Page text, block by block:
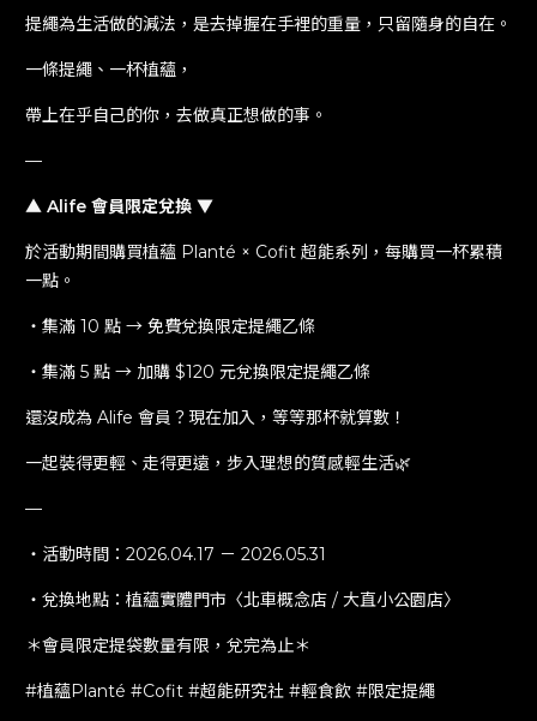
Join A Team
加入我們
Be A Partner
Book A Tour
提繩為生活做的減法，是去掉握在手裡的重量，只留隨身的自在。
一條提繩、一杯植蘊，
帶上在乎自己的你，去做真正想做的事。
—
▲ Alife 會員限定兌換 ▼
於活動期間購買植蘊 Planté × Cofit 超能系列，每購買一杯累積
一點。
・集滿 10 點 → 免費兌換限定提繩乙條
・集滿 5 點 → 加購 $120 元兌換限定提繩乙條
還沒成為 Alife 會員？現在加入，等等那杯就算數！
一起裝得更輕、走得更遠，步入理想的質感輕生活🌿
—
・活動時間：2026.04.17 － 2026.05.31
・兌換地點：植蘊實體門市〈北車概念店 / 大直小公園店〉
＊會員限定提袋數量有限，兌完為止＊
#植蘊Planté #Cofit #超能研究社 #輕食飲 #限定提繩